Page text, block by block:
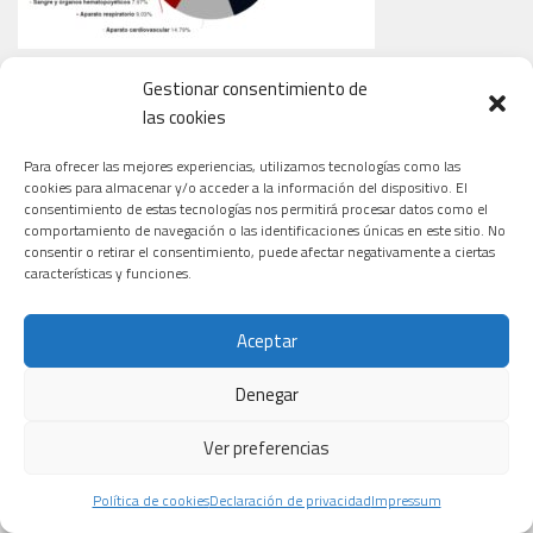
Gestionar consentimiento de
las cookies
Para ofrecer las mejores experiencias, utilizamos tecnologías como las
cookies para almacenar y/o acceder a la información del dispositivo. El
consentimiento de estas tecnologías nos permitirá procesar datos como el
comportamiento de navegación o las identificaciones únicas en este sitio. No
consentir o retirar el consentimiento, puede afectar negativamente a ciertas
características y funciones.
Aceptar
Denegar
Ver preferencias
Política de cookiesDeclaración de privacidadImpressum
TIPOS DE CÁNCER QUE TRATAN LOS NUEVOS ENSAYOS